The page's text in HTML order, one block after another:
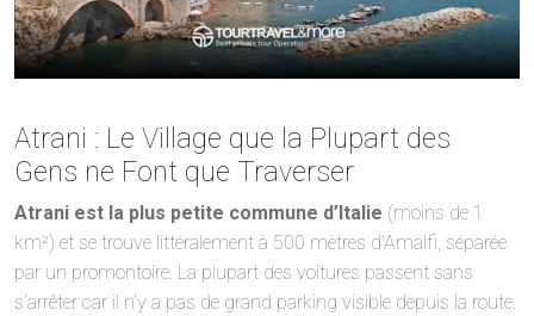
Atrani : Le Village que la Plupart des
Gens ne Font que Traverser
Atrani est la plus petite commune d’Italie (moins de 1
km²) et se trouve littéralement à 500 mètres d’Amalfi, séparée
par un promontoire. La plupart des voitures passent sans
s’arrêter car il n’y a pas de grand parking visible depuis la route.